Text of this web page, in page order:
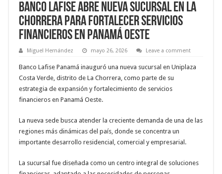
Banco Lafise abre nueva sucursal en La
Chorrera para fortalecer servicios
financieros en Panamá Oeste
Miguel Hernández mayo 26, 2026 Leave a comment
Banco Lafise Panamá inauguró una nueva sucursal en Uniplaza
Costa Verde, distrito de La Chorrera, como parte de su
estrategia de expansión y fortalecimiento de servicios
financieros en Panamá Oeste.
La nueva sede busca atender la creciente demanda de una de las
regiones más dinámicas del país, donde se concentra un
importante desarrollo residencial, comercial y empresarial.
La sucursal fue diseñada como un centro integral de soluciones